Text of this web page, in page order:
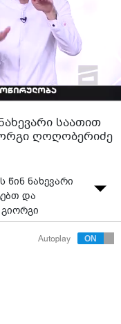
საათით
ღოღობერიძე
ნახევარი
და
Autoplay